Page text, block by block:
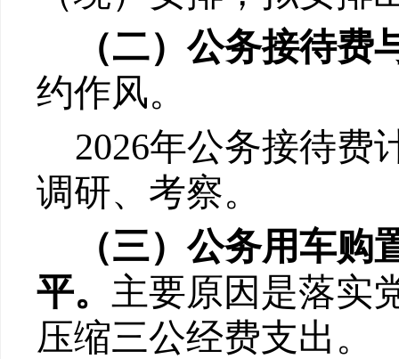
（二）公务接待费
约作风。
2026年公务接待费
调研、考察。
（三）公务用车购
平。 主要原因是落实
压缩三公经费支出。